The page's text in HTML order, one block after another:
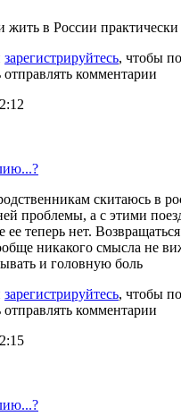
жить в России практически
зарегистрируйтесь, чтобы
комментарии
скитаюсь в
проблемы, а с этими
ее теперь нет.
никакого смысла не
и головную боль
зарегистрируйтесь, чтобы
комментарии